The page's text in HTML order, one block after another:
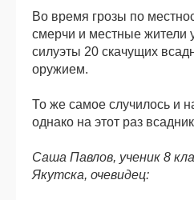
Во время грозы по
смерчи и местные жители
силуэты 20 скачущих
оружием.
То же самое случилось и
однако на этот раз
Саша Павлов, ученик 8
Якутска, очевидец: